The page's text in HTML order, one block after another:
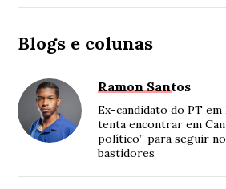
Blogs e colunas
Ramon Santos
Ex-candidato do PT em
tenta encontrar em
político” para seguir
bastidores